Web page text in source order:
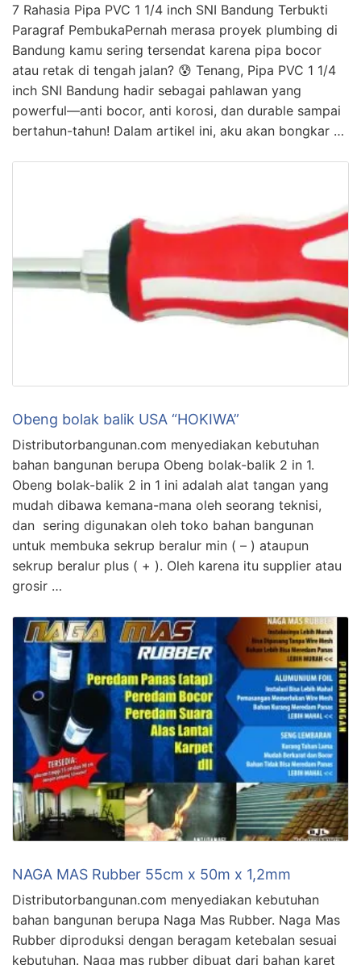
7 Rahasia Pipa PVC 1 1/4 inch SNI Bandung Terbukti
Paragraf PembukaPernah merasa proyek plumbing di
Bandung kamu sering tersendat karena pipa bocor
atau retak di tengah jalan? 😰 Tenang, Pipa PVC 1 1/4
inch SNI Bandung hadir sebagai pahlawan yang
powerful—anti bocor, anti korosi, dan durable sampai
bertahun-tahun! Dalam artikel ini, aku akan bongkar …
Obeng bolak balik USA “HOKIWA”
Distributorbangunan.com menyediakan kebutuhan
bahan bangunan berupa Obeng bolak-balik 2 in 1.
Obeng bolak-balik 2 in 1 ini adalah alat tangan yang
mudah dibawa kemana-mana oleh seorang teknisi,
dan sering digunakan oleh toko bahan bangunan
untuk membuka sekrup beralur min ( – ) ataupun
sekrup beralur plus ( + ). Oleh karena itu supplier atau
grosir …
NAGA MAS Rubber 55cm x 50m x 1,2mm
Distributorbangunan.com menyediakan kebutuhan
bahan bangunan berupa Naga Mas Rubber. Naga Mas
Rubber diproduksi dengan beragam ketebalan sesuai
kebutuhan. Naga mas rubber dibuat dari bahan karet